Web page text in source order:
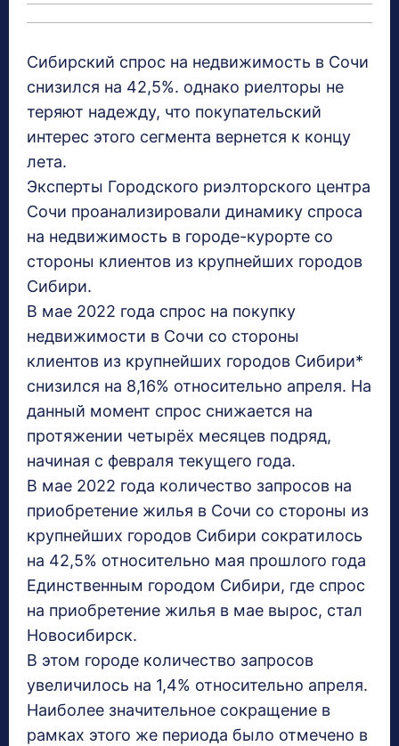
Сибирский спрос на недвижимость в Сочи
снизился на 42,5%. однако риелторы не
теряют надежду, что покупательский
интерес этого сегмента вернется к концу
лета.
Эксперты Городского риэлторского центра
Сочи проанализировали динамику спроса
на недвижимость в городе-курорте со
стороны клиентов из крупнейших городов
Сибири.
В мае 2022 года спрос на покупку
недвижимости в Сочи со стороны
клиентов из крупнейших городов Сибири*
снизился на 8,16% относительно апреля. На
данный момент спрос снижается на
протяжении четырёх месяцев подряд,
начиная с февраля текущего года.
В мае 2022 года количество запросов на
приобретение жилья в Сочи со стороны из
крупнейших городов Сибири сократилось
на 42,5% относительно мая прошлого года
Единственным городом Сибири, где спрос
на приобретение жилья в мае вырос, стал
Новосибирск.
В этом городе количество запросов
увеличилось на 1,4% относительно апреля.
Наиболее значительное сокращение в
рамках этого же периода было отмечено в